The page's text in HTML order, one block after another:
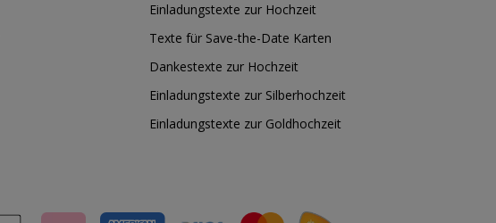
Einladungstexte zur Hochzeit
Texte für Save-the-Date Karten
Dankestexte zur Hochzeit
Einladungstexte zur Silberhochzeit
Einladungstexte zur Goldhochzeit